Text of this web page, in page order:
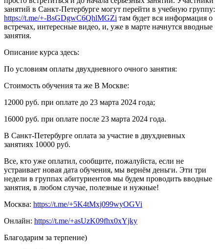
занятий в Санкт-Петербурге могут перейти в учебную группу:
https://t.me/+-BsGDgwC6QhlMGZi там будет вся информация о
встречах, интересные видео, и, уже в марте начнутся вводные
занятия.
Описание курса здесь:
По условиям оплаты двухдневного очного занятия:
Стоимость обучения та же В Москве:
12000 руб. при оплате до 23 марта 2024 года;
16000 руб. при оплате после 23 марта 2024 года.
В Санкт-Петербурге оплата за участие в двухдневных
занятиях 10000 руб.
Все, кто уже оплатил, сообщите, пожалуйста, если не
устраивает новая дата обучения, мы вернём деньги. Эти три
недели в группах абитуриентов мы будем проводить вводные
занятия, в любом случае, полезные и нужные!
Москва: https://t.me/+5K4tMxj099wyOGVi
Онлайн: https://t.me/+asUzK09fhx0xYjky
Благодарим за терпение)